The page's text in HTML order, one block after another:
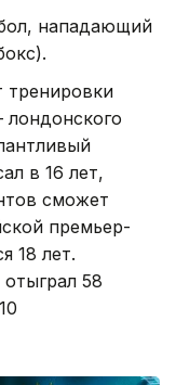
нападающий
тренировки
лондонского
в 16 лет,
сможет
премьер-
18 лет.
58